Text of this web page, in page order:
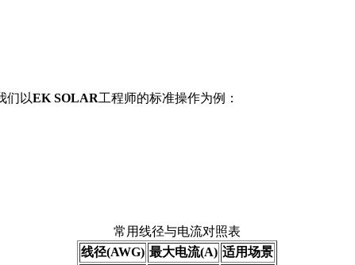
们以EK SOLAR工程师的标准操作为例：
常用线径与电流对照表
线径(AWG) 最大电流(A) 适用场景